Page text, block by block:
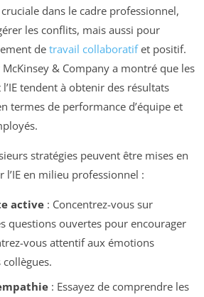
dans le cadre professionnel,
les conflits, mais aussi pour
de travail collaboratifet positif.
& Company a montré que les
tendent à obtenir des résultats
termes de performance d’équipe et
stratégies peuvent être mises en
l’IE en milieu professionnel :
active: Concentrez-vous sur
questions ouvertes pour encourager
vous attentif aux émotions
: Essayez de comprendre les